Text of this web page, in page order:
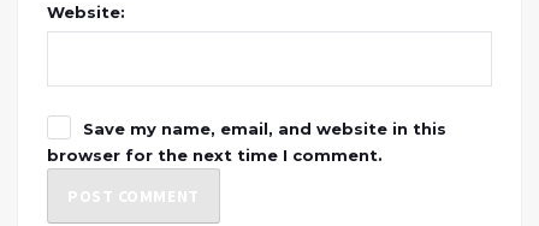
Website:
Save my name, email, and website in this
browser for the next time I comment.